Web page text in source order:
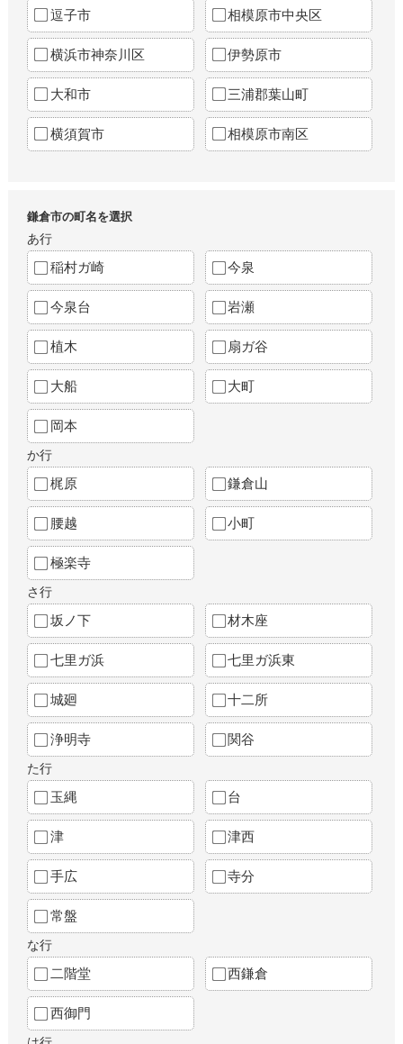
逗子市 相模原市中央区
横浜市神奈川区 伊勢原市
大和市 三浦郡葉山町
横須賀市 相模原市南区
鎌倉市の町名を選択
あ行
稲村ガ崎 今泉
今泉台 岩瀬
植木 扇ガ谷
大船 大町
岡本
か行
梶原 鎌倉山
腰越 小町
極楽寺
さ行
坂ノ下 材木座
七里ガ浜 七里ガ浜東
城廻 十二所
浄明寺 関谷
た行
玉縄 台
津 津西
手広 寺分
常盤
な行
二階堂 西鎌倉
西御門